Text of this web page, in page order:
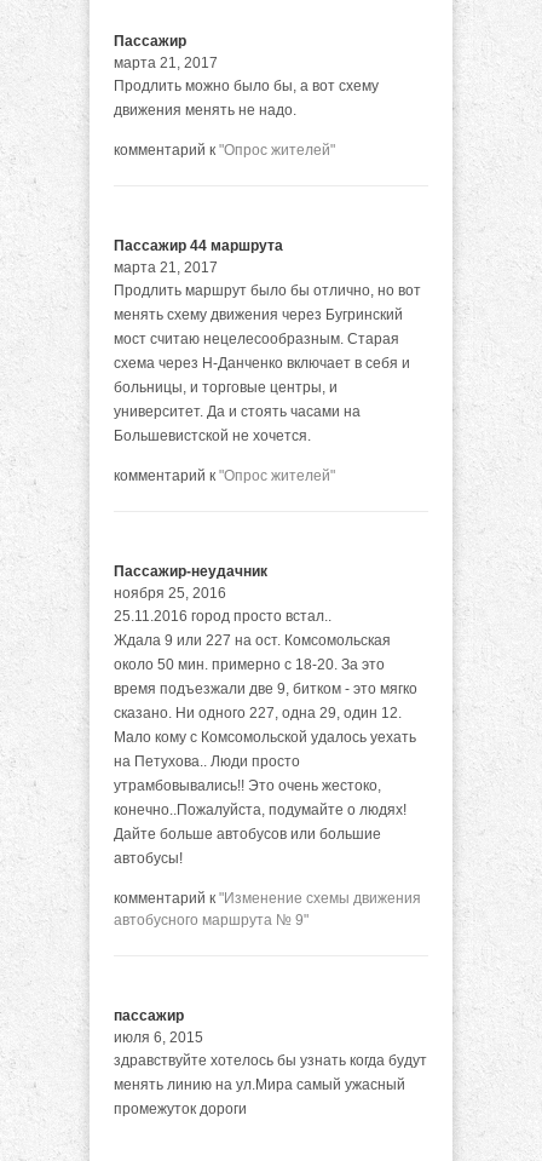
Пассажир
марта 21, 2017
Продлить можно было бы, а вот схему
движения менять не надо.
комментарий к "Опрос жителей"
Пассажир 44 маршрута
марта 21, 2017
Продлить маршрут было бы отлично, но вот
менять схему движения через Бугринский
мост считаю нецелесообразным. Старая
схема через Н-Данченко включает в себя и
больницы, и торговые центры, и
университет. Да и стоять часами на
Большевистской не хочется.
комментарий к "Опрос жителей"
Пассажир-неудачник
ноября 25, 2016
25.11.2016 город просто встал..
Ждала 9 или 227 на ост. Комсомольская
около 50 мин. примерно с 18-20. За это
время подъезжали две 9, битком - это мягко
сказано. Ни одного 227, одна 29, один 12.
Мало кому с Комсомольской удалось уехать
на Петухова.. Люди просто
утрамбовывались!! Это очень жестоко,
конечно..Пожалуйста, подумайте о людях!
Дайте больше автобусов или большие
автобусы!
комментарий к "Изменение схемы движения
автобусного маршрута № 9"
пассажир
июля 6, 2015
здравствуйте хотелось бы узнать когда будут
менять линию на ул.Мира самый ужасный
промежуток дороги